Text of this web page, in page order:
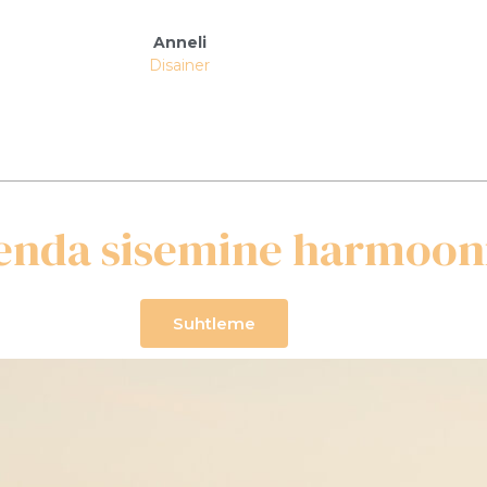
Anneli
Disainer
sisemine
Suhtleme